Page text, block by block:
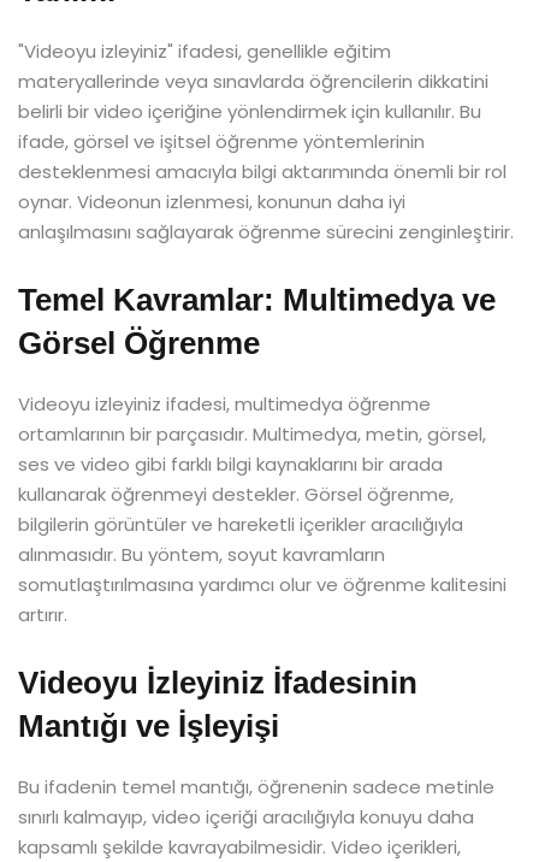
"Videoyu izleyiniz" ifadesi, genellikle eğitim
materyallerinde veya sınavlarda öğrencilerin dikkatini
belirli bir video içeriğine yönlendirmek için kullanılır. Bu
ifade, görsel ve işitsel öğrenme yöntemlerinin
desteklenmesi amacıyla bilgi aktarımında önemli bir rol
oynar. Videonun izlenmesi, konunun daha iyi
anlaşılmasını sağlayarak öğrenme sürecini zenginleştirir.
Temel Kavramlar: Multimedya ve
Görsel Öğrenme
Videoyu izleyiniz ifadesi, multimedya öğrenme
ortamlarının bir parçasıdır. Multimedya, metin, görsel,
ses ve video gibi farklı bilgi kaynaklarını bir arada
kullanarak öğrenmeyi destekler. Görsel öğrenme,
bilgilerin görüntüler ve hareketli içerikler aracılığıyla
alınmasıdır. Bu yöntem, soyut kavramların
somutlaştırılmasına yardımcı olur ve öğrenme kalitesini
artırır.
Videoyu İzleyiniz İfadesinin
Mantığı ve İşleyişi
Bu ifadenin temel mantığı, öğrenenin sadece metinle
sınırlı kalmayıp, video içeriği aracılığıyla konuyu daha
kapsamlı şekilde kavrayabilmesidir. Video içerikleri,